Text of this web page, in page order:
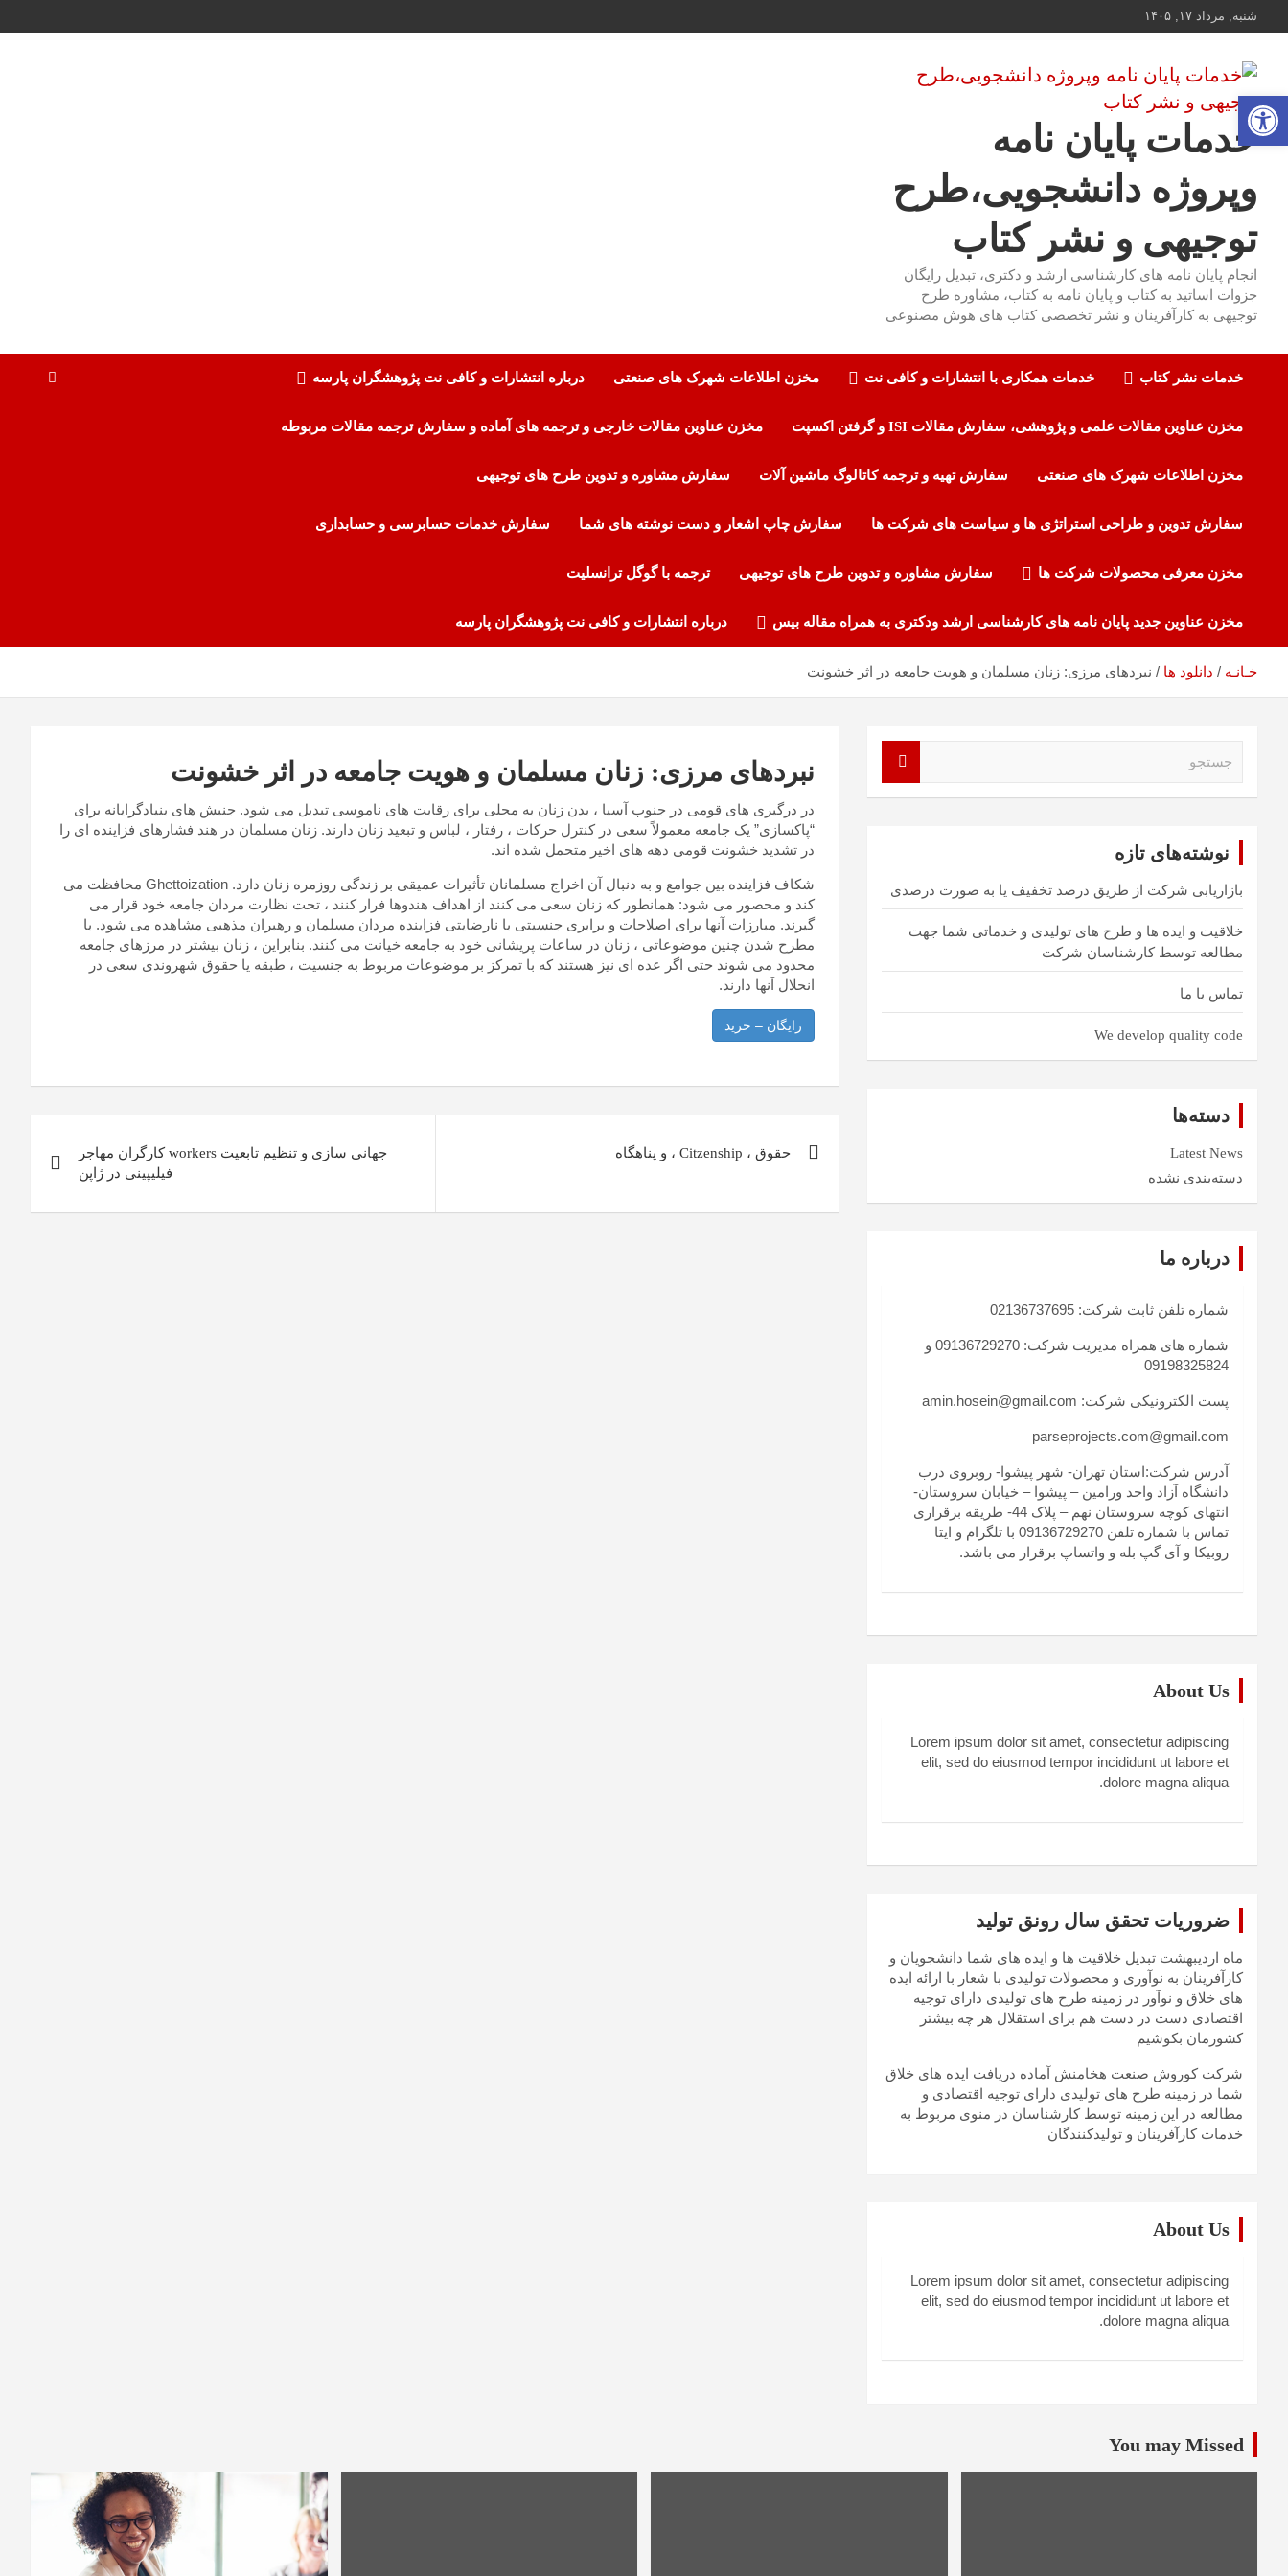
شنبه, مرداد ۱۷, ۱۴۰۵
خدمات پایان نامه
وپروژه دانشجویی،طرح
توجیهی و نشر کتاب
انجام پایان نامه های کارشناسی ارشد و دکتری، تبدیل رایگان
جزوات اساتید به کتاب و پایان نامه به کتاب، مشاوره طرح
توجیهی به کارآفرینان و نشر تخصصی کتاب های هوش مصنوعی
خدمات نشر کتاب خدمات همکاری با انتشارات و کافی نت مخزن اطلاعات شهرک های صنعتی درباره انتشارات و کافی نت پژوهشگران پارسه
مخزن عناوین مقالات علمی و پژوهشی، سفارش مقالات ISI و گرفتن اکسپت مخزن عناوین مقالات خارجی و ترجمه های آماده و سفارش ترجمه مقالات مربوطه
مخزن اطلاعات شهرک های صنعتی سفارش تهیه و ترجمه کاتالوگ ماشین آلات سفارش مشاوره و تدوین طرح های توجیهی
سفارش تدوین و طراحی استراتژی ها و سیاست های شرکت ها سفارش چاپ اشعار و دست نوشته های شما سفارش خدمات حسابرسی و حسابداری
مخزن معرفی محصولات شرکت ها سفارش مشاوره و تدوین طرح های توجیهی ترجمه با گوگل ترانسلیت
مخزن عناوین جدید پایان نامه های کارشناسی ارشد ودکتری به همراه مقاله بیس درباره انتشارات و کافی نت پژوهشگران پارسه
خـانـه دانلود ها نبردهای مرزی: زنان مسلمان و هویت جامعه در اثر خشونت
نبردهای مرزی: زنان مسلمان و هویت جامعه در اثر خشونت
در درگیری های قومی در جنوب آسیا ، بدن زنان به محلی برای رقابت های ناموسی تبدیل می شود. جنبش های بنیادگرایانه برای
“پاکسازی” یک جامعه معمولاً سعی در کنترل حرکات ، رفتار ، لباس و تبعید زنان دارند. زنان مسلمان در هند فشارهای فزاینده ای را
در تشدید خشونت قومی دهه های اخیر متحمل شده اند.
شکاف فزاینده بین جوامع و به دنبال آن اخراج مسلمانان تأثیرات عمیقی بر زندگی روزمره زنان دارد. Ghettoization محافظت می
کند و محصور می شود: همانطور که زنان سعی می کنند از اهداف هندوها فرار کنند ، تحت نظارت مردان جامعه خود قرار می
گیرند. مبارزات آنها برای اصلاحات و برابری جنسیتی با نارضایتی فزاینده مردان مسلمان و رهبران مذهبی مشاهده می شود. با
مطرح شدن چنین موضوعاتی ، زنان در ساعات پریشانی خود به جامعه خیانت می کنند. بنابراین ، زنان بیشتر در مرزهای جامعه
محدود می شوند حتی اگر عده ای نیز هستند که با تمرکز بر موضوعات مربوط به جنسیت ، طبقه یا حقوق شهروندی سعی در
انحلال آنها دارند.
رایگان – خرید
نوشته
حقوق ، Citzenship ، و پناهگاه
جهانی سازی و تنظیم تابعیت workers کارگران مهاجر
فیلیپینی در ژاپن
نوشته‌های تازه
بازاریابی شرکت از طریق درصد تخفیف یا به صورت درصدی
خلاقیت و ایده ها و طرح های تولیدی و خدماتی شما جهت
مطالعه توسط کارشناسان شرکت
تماس با ما
We develop quality code
دسته‌ها
Latest News
دسته‌بندی نشده
درباره ما
شماره تلفن ثابت شرکت: 02136737695
شماره های همراه مدیریت شرکت: 09136729270 و
09198325824
پست الکترونیکی شرکت: amin.hosein@gmail.com
parseprojects.com@gmail.com
آدرس شرکت:استان تهران- شهر پیشوا- روبروی درب
دانشگاه آزاد واحد ورامین – پیشوا – خیابان سروستان-
انتهای کوچه سروستان نهم – پلاک 44- طریقه برقراری
تماس با شماره تلفن 09136729270 با تلگرام و ایتا
روبیکا و آی گپ بله و واتساپ برقرار می باشد.
About Us
Lorem ipsum dolor sit amet, consectetur adipiscing
elit, sed do eiusmod tempor incididunt ut labore et
dolore magna aliqua.
ضروریات تحقق سال رونق تولید
ماه اردیبهشت تبدیل خلاقیت ها و ایده های شما دانشجویان و
کارآفرینان به نوآوری و محصولات تولیدی با شعار با ارائه ایده
های خلاق و نوآور در زمینه طرح های تولیدی دارای توجیه
اقتصادی دست در دست هم برای استقلال هر چه بیشتر
کشورمان بکوشیم
شرکت کوروش صنعت هخامنش آماده دریافت ایده های خلاق
شما در زمینه طرح های تولیدی دارای توجیه اقتصادی و
مطالعه در این زمینه توسط کارشناسان در منوی مربوط به
خدمات کارآفرینان و تولیدکنندگان
About Us
Lorem ipsum dolor sit amet, consectetur adipiscing
elit, sed do eiusmod tempor incididunt ut labore et
dolore magna aliqua.
You may Missed
باز کردن نوار ابزار